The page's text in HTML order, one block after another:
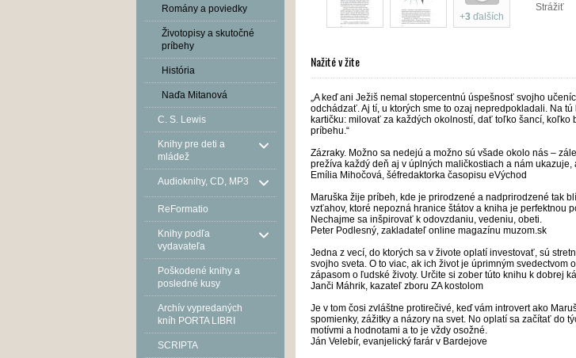
Romány a poviedky
Životopisy a skutočné
príbehy
História
Naďa Mitanová
C. S. Lewis
Knihy pre deti a
mládež
Audioknihy, CD, MP3
ReFormatio
Knihy podľa
vydavateľa
Poškodené knihy a
posledné kusy
Archív vypredaných
kníh PORTA LIBRI
SCRIPTA
+3 ďalších
Strážiť
Nažité v žite
„A keď ani Ježiš nemal stopercentnú úspešnosť svojho
odchádzať. Aj tí, u ktorých sme to ozaj nepredpokladali. Na
kartičku: milovať za každých okolností, dať toľko šancí,
príbehu.“
Zázraky. Možno sa nedejú a možno sú všade okolo nás –
prežíva každý deň aj v úplných maličkostiach a nám
Emília Mihočová, šéfredaktorka časopisu eVýchod
Maruška žije príbeh, kde je prirodzené a nadprirodzené tak
vzťahov, ktoré nepozná hranice štátov a kniha je perfektnou
Nechajme sa inšpirovať k odovzdaniu, vedeniu, obeti.
Peter Podlesný, zakladateľ online magazínu muzom.sk
Jedna z vecí, do ktorých sa v živote oplatí investovať, sú
svojho sveta. O to viac, ak ich život je úprimným
zápasom o ľudské životy. Určite si zober túto knihu k dobrej
Janči Máhrik, kazateľ zboru ZA kostolom
Je v tom čosi zvláštne protirečivé, keď vám introvert ako
spomienky, zážitky a názory na svet. No oplatí sa začítať do
motívmi a hodnotami a to je vždy osožné.
Ján Velebír, evanjelický farár v Bardejove